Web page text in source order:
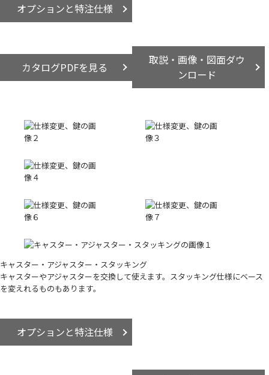
オプションと特注仕様
カタログPDFを見る
取説・画像・図面ダウ
ンロード
キャスター・アジャスター・スタッキング
キャスターやアジャスターを交換して使えます。スタッキング仕様にベース
を変えれるものもあります。
オプションと特注仕様